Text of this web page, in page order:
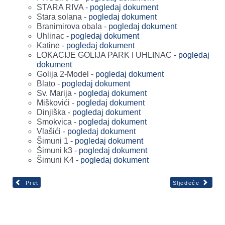
STARA RIVA - pogledaj dokument
Stara solana - pogledaj dokument
Branimirova obala - pogledaj dokument
Uhlinac - pogledaj dokument
Katine - pogledaj dokument
LOKACIJE GOLIJA PARK I UHLINAC - pogledaj
dokument
Golija 2-Model - pogledaj dokument
Blato - pogledaj dokument
Sv. Marija - pogledaj dokument
Miškovići - pogledaj dokument
Dinjiška - pogledaj dokument
Smokvica - pogledaj dokument
Vlašići - pogledaj dokument
Šimuni 1 - pogledaj dokument
Šimuni k3 - pogledaj dokument
Šimuni K4 - pogledaj dokument
Pret Sljedeće